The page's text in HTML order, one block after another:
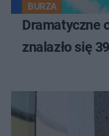
BURZA
Dramatyczne
znalazło się